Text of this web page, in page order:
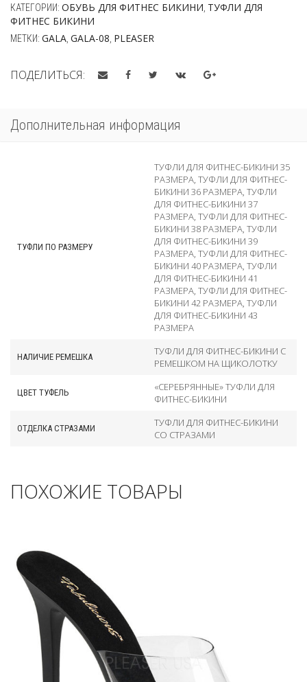
КАТЕГОРИИ: ОБУВЬ ДЛЯ ФИТНЕС БИКИНИ ТУФЛИ ДЛЯ
ФИТНЕС БИКИНИ
МЕТКИ: GALA GALA-08 PLEASER
ПОДЕЛИТЬСЯ:
Дополнительная информация
ТУФЛИ ПО РАЗМЕРУ
ТУФЛИ ДЛЯ ФИТНЕС-БИКИНИ 35
РАЗМЕРА, ТУФЛИ ДЛЯ ФИТНЕС-
БИКИНИ 36 РАЗМЕРА, ТУФЛИ
ДЛЯ ФИТНЕС-БИКИНИ 37
РАЗМЕРА, ТУФЛИ ДЛЯ ФИТНЕС-
БИКИНИ 38 РАЗМЕРА, ТУФЛИ
ДЛЯ ФИТНЕС-БИКИНИ 39
РАЗМЕРА, ТУФЛИ ДЛЯ ФИТНЕС-
БИКИНИ 40 РАЗМЕРА, ТУФЛИ
ДЛЯ ФИТНЕС-БИКИНИ 41
РАЗМЕРА, ТУФЛИ ДЛЯ ФИТНЕС-
БИКИНИ 42 РАЗМЕРА, ТУФЛИ
ДЛЯ ФИТНЕС-БИКИНИ 43
РАЗМЕРА
НАЛИЧИЕ РЕМЕШКА
ТУФЛИ ДЛЯ ФИТНЕС-БИКИНИ С
РЕМЕШКОМ НА ЩИКОЛОТКУ
ЦВЕТ ТУФЕЛЬ
«СЕРЕБРЯННЫЕ» ТУФЛИ ДЛЯ
ФИТНЕС-БИКИНИ
ОТДЕЛКА СТРАЗАМИ
ТУФЛИ ДЛЯ ФИТНЕС-БИКИНИ
СО СТРАЗАМИ
ПОХОЖИЕ ТОВАРЫ